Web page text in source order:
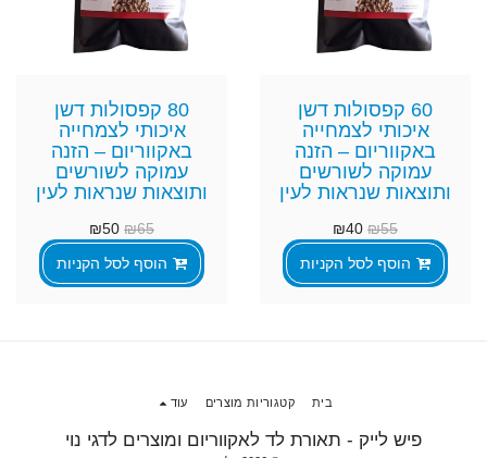
60 קפסולות דשן
איכותי לצמחייה
באקווריום – הזנה
עמוקה לשורשים
ותוצאות שנראות לעין
₪55
₪40
הוסף לסל הקניות
80 קפסולות דשן
איכותי לצמחייה
באקווריום – הזנה
עמוקה לשורשים
ותוצאות שנראות לעין
₪65
₪50
הוסף לסל הקניות
פיש לייק - תאורת לד לאקווריום ומוצרים לדגי נוי
בית קטגוריות מוצרים עוד